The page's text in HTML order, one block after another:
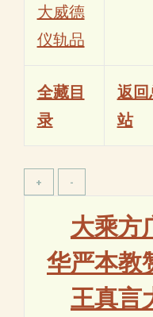
大威德
仪轨品
全藏目
录
返回
站
大乘方
华严本教
王真言